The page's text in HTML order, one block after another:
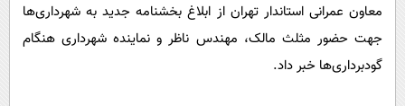
بین الملل
معاون عمرانی استاندار تهران از ابلاغ بخشنامه جدید به شهرداری‌ها
جهت حضور مثلث مالک، مهندس ناظر و نماینده شهرداری هنگام
گودبرداری‌ها خبر داد.